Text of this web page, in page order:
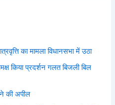
का मामला विधानसभा में उठा
किया प्रदर्शन गलत बिजली बिल
की अपील